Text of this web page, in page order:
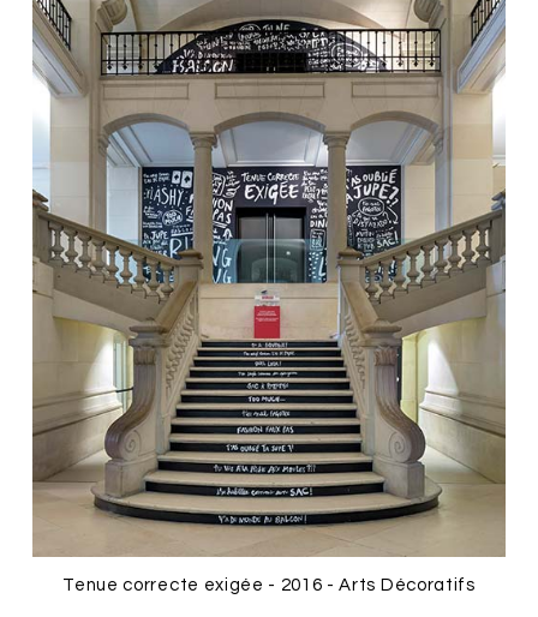
Tenue correcte exigée - 2016 - Arts Décoratifs